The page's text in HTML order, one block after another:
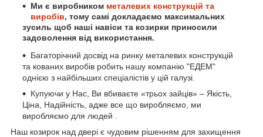
Ми є виробником металевих конструкцій та
виробів, тому самі докладаємо максимальних
зусиль щоб наші навіси та козирки приносили
задоволення від використання.
Багаторічний досвід на ринку металевих конструкцій
та кованих виробів робить нашу компанію "ЕДЕМ"
однією з найбільших спеціалістів у цій галузі.
Купуючи у Нас, Ви вбиваєте «трьох зайців» – Якість,
Ціна, Надійність, адже все що виробляємо, ми
виробляємо для людей .
Наш козирок над двері є чудовим рішенням для захищення